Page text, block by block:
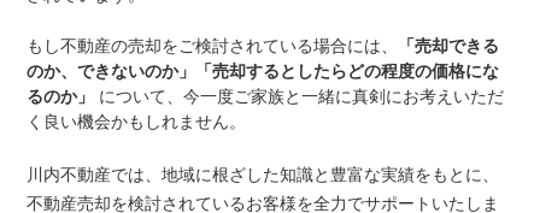
もし不動産の売却をご検討されている場合には、
「売却できる
のか、できないのか」「売却するとしたらどの程度の価格にな
るのか」
について、今一度ご家族と一緒に真剣にお考えいただ
く良い機会かもしれません。
川内不動産では、地域に根ざした知識と豊富な実績をもとに、
不動産売却を検討されているお客様を全力でサポートいたしま